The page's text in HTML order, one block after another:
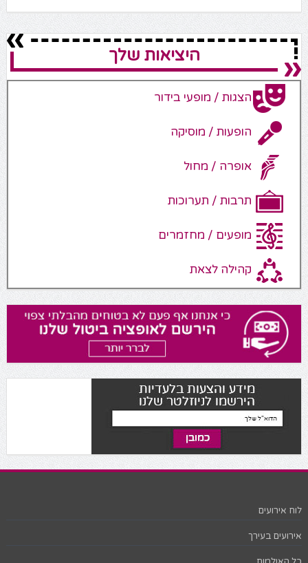
היציאות שלך
הצגות / מופעי בידור
הופעות / מוסיקה
אופרה / מחול
תרבות / תערוכות
מופעים / מחזמרים
קהילה לצאת
לוח אירועים
אירועים בעירך